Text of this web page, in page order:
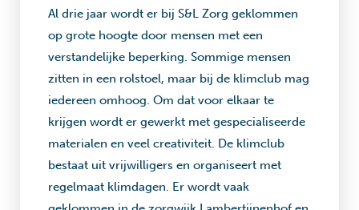
Al drie jaar wordt er bij S&L Zorg geklommen
op grote hoogte door mensen met een
verstandelijke beperking. Sommige mensen
zitten in een rolstoel, maar bij de klimclub mag
iedereen omhoog. Om dat voor elkaar te
krijgen wordt er gewerkt met gespecialiseerde
materialen en veel creativiteit. De klimclub
bestaat uit vrijwilligers en organiseert met
regelmaat klimdagen. Er wordt vaak